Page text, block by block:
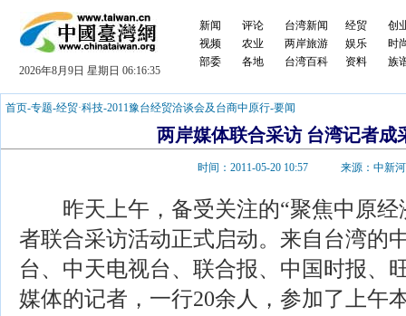
2026年8月9日 星期日 06:16:35
新闻
视频
部委
评论
农业
各地
台湾新闻
两岸旅游
台湾百科
经贸
娱乐
资料
创
时
族
首页-专题-经贸·科技-2011豫台经贸洽谈会及台商中原行-要闻
两岸媒体联合采访 台湾记者成
时间：2011-05-20 10:57 来源：中新
昨天上午，备受关注的“聚焦中原经
者联合采访活动正式启动。来自台湾的
台、中天电视台、联合报、中国时报、
媒体的记者，一行20余人，参加了上午